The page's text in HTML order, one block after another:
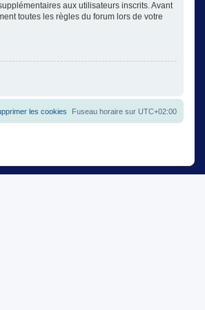
aux utilisateurs inscrits. Avant
toutes les règles du forum lors de votre
Fuseau horaire sur UTC+02:00
les cookies